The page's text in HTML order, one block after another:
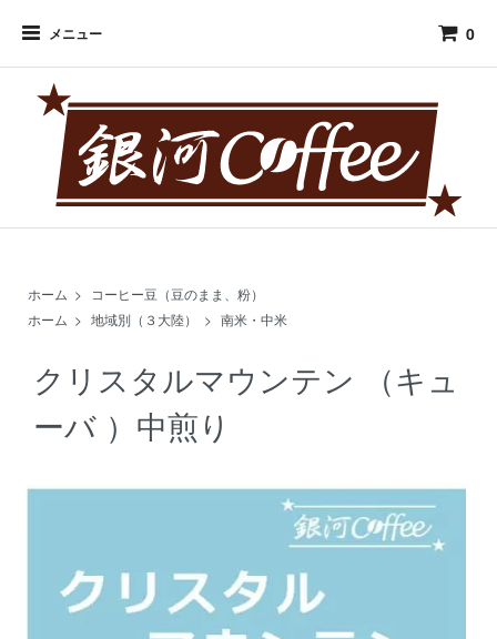
メニュー 0
ホーム >
コーヒー豆（豆のまま、粉）
ホーム > 地域別（３大陸） > 南米・中米
クリスタルマウンテン （キュ
ーバ ）中煎り